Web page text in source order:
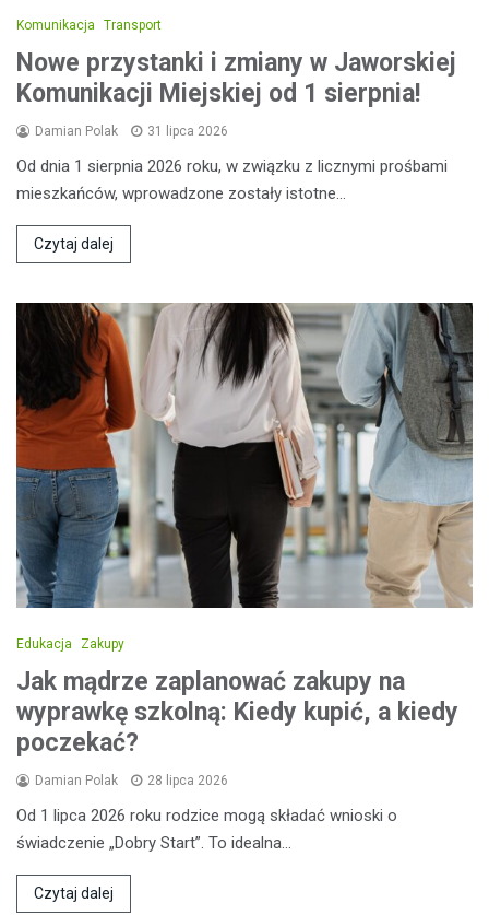
Komunikacja Transport
Nowe przystanki i zmiany w Jaworskiej
Komunikacji Miejskiej od 1 sierpnia!
Damian Polak 31 lipca 2026
Od dnia 1 sierpnia 2026 roku, w związku z licznymi prośbami
mieszkańców, wprowadzone zostały istotne…
Czytaj dalej
Edukacja Zakupy
Jak mądrze zaplanować zakupy na
wyprawkę szkolną: Kiedy kupić, a kiedy
poczekać?
Damian Polak 28 lipca 2026
Od 1 lipca 2026 roku rodzice mogą składać wnioski o
świadczenie „Dobry Start”. To idealna…
Czytaj dalej